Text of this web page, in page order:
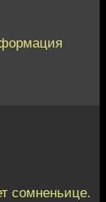
сомненьице.